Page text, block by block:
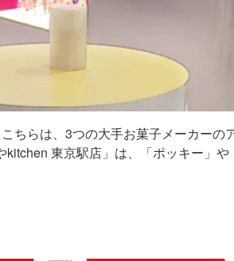
ちらは、3つの大手お菓子メーカーの
東京駅店」は、「ポッキー」